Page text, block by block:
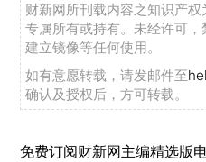
财新网所刊载内容之知识产
专属所有或持有。未经许可
建立镜像等任何使用。
如有意愿转载，请发邮件至
确认及授权后，方可转载。
免费订阅财新网主编精选版